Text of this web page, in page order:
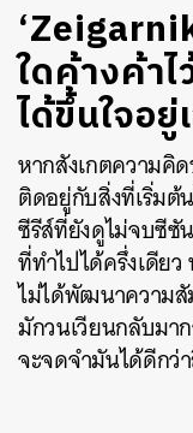
ใดค้างค้า
ได้ขึ้นใจอยู่
หากสังเกตความคิ
ติดอยู่กับสิ่งที่เริ่มต้
ซีรีส์ที่ยังดูไม่จบซีซั
ที่ทำไปได้ครึ่งเดีย
ไม่ได้พัฒนาความ
มักวนเวียนกลับมา
จะจดจำมันได้ดีกว่